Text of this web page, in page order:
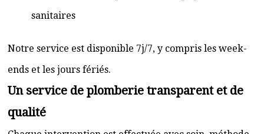
sanitaires
Notre service est disponible 7j/7, y compris les week-
ends et les jours fériés.
Un service de plomberie transparent et de
qualité